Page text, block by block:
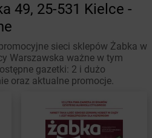
49, 25-531 Kielce -
sieci sklepów Żabka w
Warszawska ważne w tym
gazetki: 2 i dużo
oraz aktualne promocje.